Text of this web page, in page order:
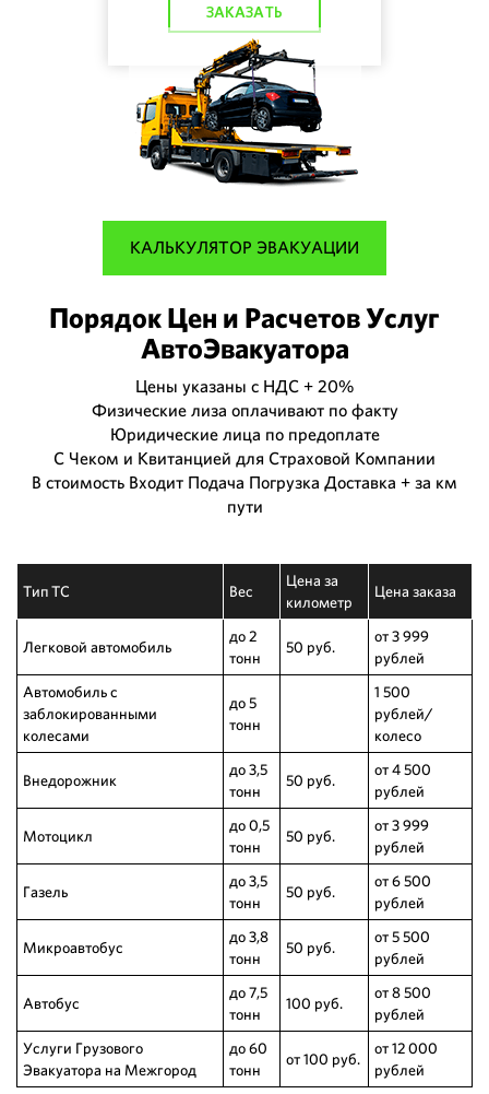
ЗАКАЗАТЬ
КАЛЬКУЛЯТОР ЭВАКУАЦИИ
Порядок Цен и Расчетов Услуг
АвтоЭвакуатора
Цены указаны с НДС + 20%
Физические лиза оплачивают по факту
Юридические лица по предоплате
С Чеком и Квитанцией для Страховой Компании
В стоимость Входит Подача Погрузка Доставка + за км
пути
Тип ТС Вес
Цена за
километр
Цена заказа
Легковой автомобиль
до 2
тонн
50 руб.
от 3 999
рублей
Автомобиль с
заблокированными
колесами
до 5
тонн
1 500
рублей/
колесо
Внедорожник
до 3,5
тонн
50 руб.
от 4 500
рублей
Мотоцикл
до 0,5
тонн
50 руб.
от 3 999
рублей
Газель
до 3,5
тонн
50 руб.
от 6 500
рублей
Микроавтобус
до 3,8
тонн
50 руб.
от 5 500
рублей
Автобус
до 7,5
тонн
100 руб.
от 8 500
рублей
Услуги Грузового
Эвакуатора на Межгород
до 60
тонн
от 100 руб.
от 12 000
рублей